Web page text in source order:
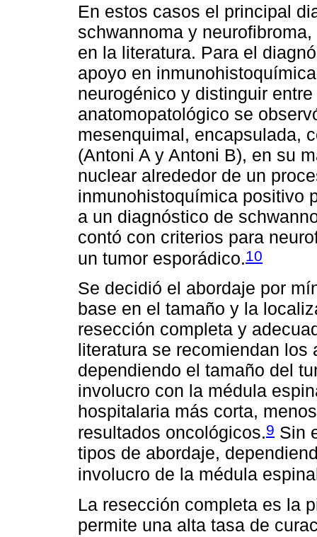
En estos casos el principal
schwannoma y
en la literatura. Para el
apoyo en
neurogénico y distinguir
anatomopatológico se
mesenquimal, encapsulada,
(Antoni A y Antoni B), en su
nuclear alrededor de un
inmunohistoquímica positivo
a un diagnóstico de
contó con criterios para
un tumor esporádico.10
Se decidió el abordaje por
base en el tamaño y la
resección completa y
literatura se recomiendan
dependiendo el tamaño del
involucro con la médula
hospitalaria más corta,
resultados oncológicos.9 Sin
tipos de abordaje,
involucro de la médula
La resección completa es la
permite una alta tasa de